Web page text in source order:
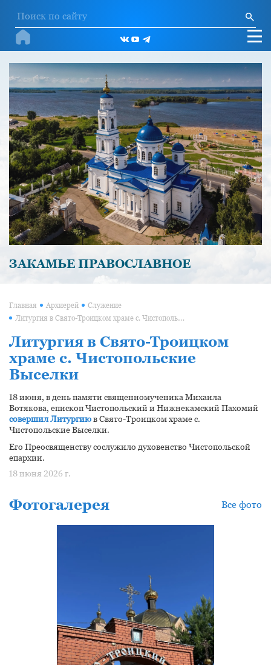
ЗАКАМЬЕ ПРАВОСЛАВНОЕ
Главная Архиерей Служение
Литургия в Свято-Троицком храме с. Чистопольские Выселки
Литургия в Свято-Троицком
храме с. Чистопольские
Выселки
18 июня, в день памяти священномученика Михаила
Вотякова, епископ Чистопольский и Нижнекамский Пахомий
совершил Литургиюв Свято-Троицком храме с.
Чистопольские Выселки.
Его Преосвященству сослужило духовенство Чистопольской
епархии.
18 июня 2026 г.
Фотогалерея Все фото